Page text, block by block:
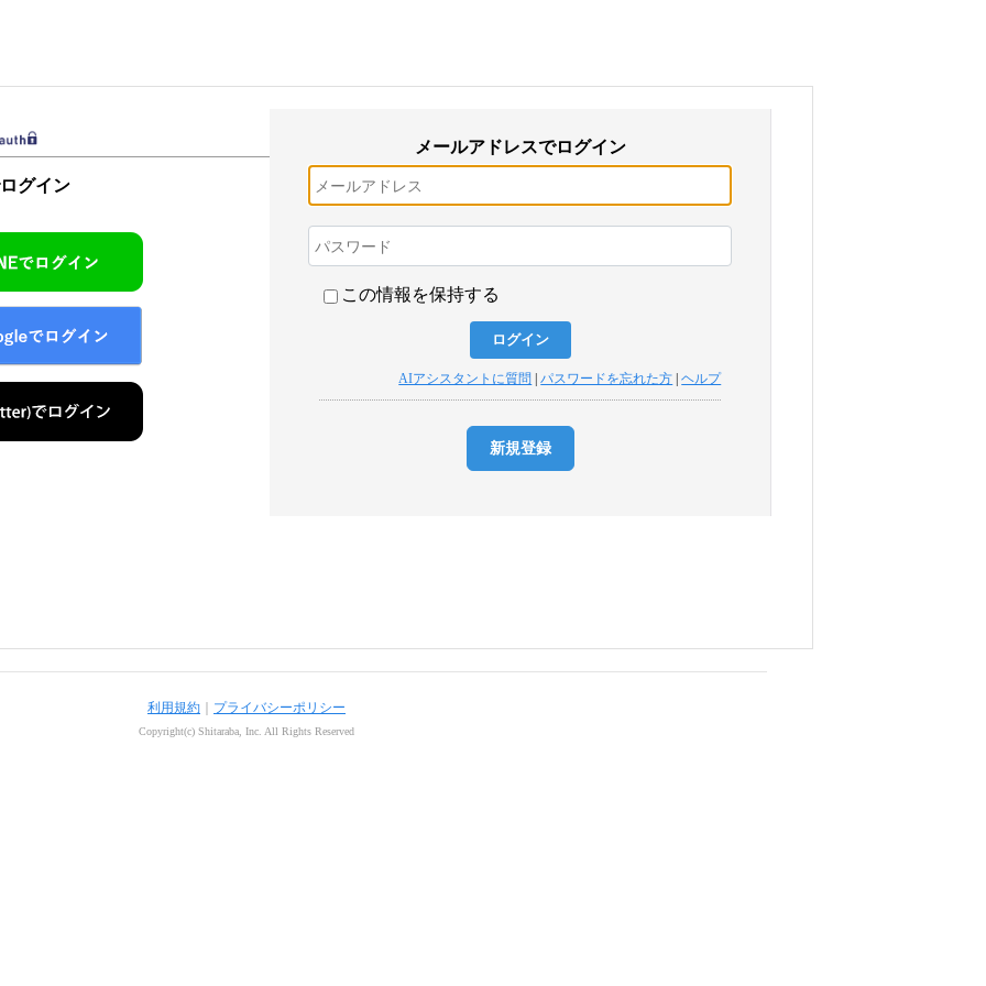
グイン
メールアドレスでログイン
この情報を保持する
AIアシスタントに質問 |パスワードを忘れた方 |ヘルプ
新規登録
利用規約 プライバシーポリシー
Copyright(c) Shitaraba, Inc. All Rights Reserved